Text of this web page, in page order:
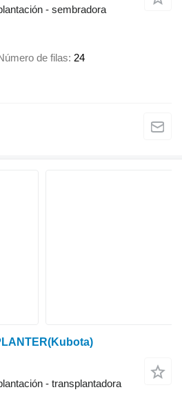
- sembradora
de filas 24
- transplantadora